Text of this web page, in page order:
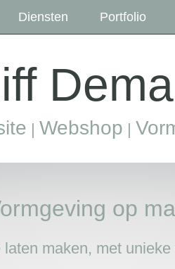
Diensten Portfolio
| Webshop |
op
maken, met